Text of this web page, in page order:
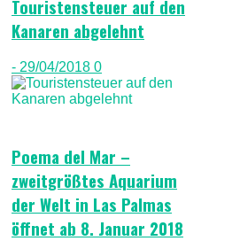
Touristensteuer auf den
Kanaren abgelehnt
- 29/04/2018 0
Poema del Mar –
zweitgrößtes Aquarium
der Welt in Las Palmas
öffnet ab 8. Januar 2018